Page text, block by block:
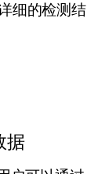
细的检测结
据